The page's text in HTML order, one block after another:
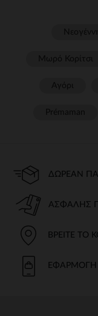
ΔΩΡΕΆΝ
ΑΣΦΑΛΉΣ
ΒΡΕΊΤΕ ΤΟ
ΕΦΑΡΜΟΓΉ